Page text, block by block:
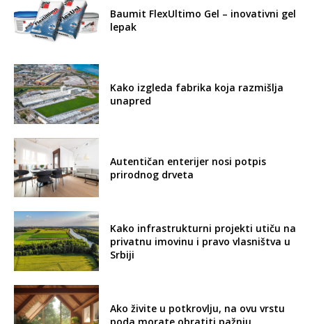
Baumit FlexUltimo Gel – inovativni gel
lepak
Kako izgleda fabrika koja razmišlja
unapred
Autentičan enterijer nosi potpis
prirodnog drveta
Kako infrastrukturni projekti utiču na
privatnu imovinu i pravo vlasništva u
Srbiji
Ako živite u potkrovlju, na ovu vrstu